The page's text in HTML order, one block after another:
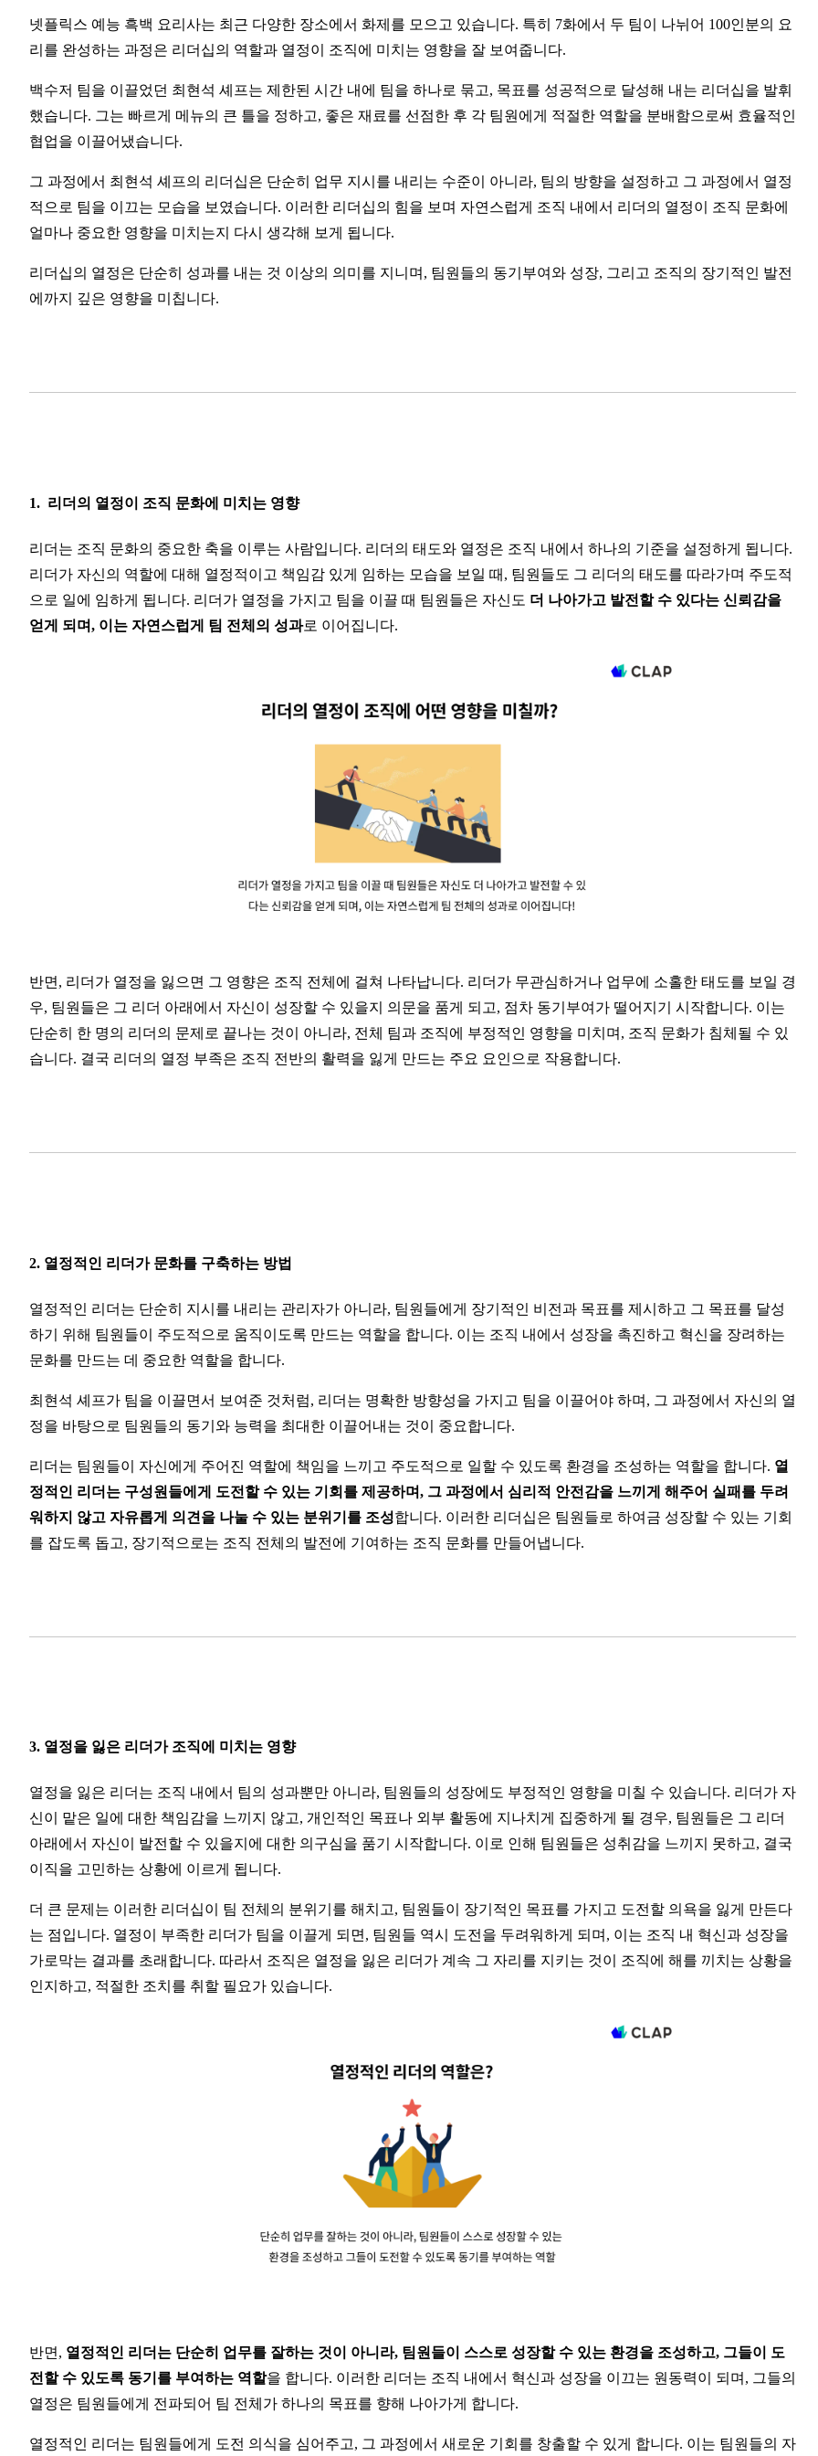
넷플릭스 예능 흑백 요리사는 최근 다양한 장소에서 화제를 모으고 있습니다. 특히 7화에서 두 팀이 나뉘어 100인분의 요
리를 완성하는 과정은 리더십의 역할과 열정이 조직에 미치는 영향을 잘 보여줍니다.
백수저 팀을 이끌었던 최현석 셰프는 제한된 시간 내에 팀을 하나로 묶고, 목표를 성공적으로 달성해 내는 리더십을 발휘
했습니다. 그는 빠르게 메뉴의 큰 틀을 정하고, 좋은 재료를 선점한 후 각 팀원에게 적절한 역할을 분배함으로써 효율적인
협업을 이끌어냈습니다.
그 과정에서 최현석 셰프의 리더십은 단순히 업무 지시를 내리는 수준이 아니라, 팀의 방향을 설정하고 그 과정에서 열정
적으로 팀을 이끄는 모습을 보였습니다. 이러한 리더십의 힘을 보며 자연스럽게 조직 내에서 리더의 열정이 조직 문화에
얼마나 중요한 영향을 미치는지 다시 생각해 보게 됩니다.
리더십의 열정은 단순히 성과를 내는 것 이상의 의미를 지니며, 팀원들의 동기부여와 성장, 그리고 조직의 장기적인 발전
에까지 깊은 영향을 미칩니다.
1.  리더의 열정이 조직 문화에 미치는 영향
리더는 조직 문화의 중요한 축을 이루는 사람입니다. 리더의 태도와 열정은 조직 내에서 하나의 기준을 설정하게 됩니다.
리더가 자신의 역할에 대해 열정적이고 책임감 있게 임하는 모습을 보일 때, 팀원들도 그 리더의 태도를 따라가며 주도적
으로 일에 임하게 됩니다. 리더가 열정을 가지고 팀을 이끌 때 팀원들은 자신도 더 나아가고 발전할 수 있다는 신뢰감을
얻게 되며, 이는 자연스럽게 팀 전체의 성과로 이어집니다.
반면, 리더가 열정을 잃으면 그 영향은 조직 전체에 걸쳐 나타납니다. 리더가 무관심하거나 업무에 소홀한 태도를 보일 경
우, 팀원들은 그 리더 아래에서 자신이 성장할 수 있을지 의문을 품게 되고, 점차 동기부여가 떨어지기 시작합니다. 이는
단순히 한 명의 리더의 문제로 끝나는 것이 아니라, 전체 팀과 조직에 부정적인 영향을 미치며, 조직 문화가 침체될 수 있
습니다. 결국 리더의 열정 부족은 조직 전반의 활력을 잃게 만드는 주요 요인으로 작용합니다.
2. 열정적인 리더가 문화를 구축하는 방법
열정적인 리더는 단순히 지시를 내리는 관리자가 아니라, 팀원들에게 장기적인 비전과 목표를 제시하고 그 목표를 달성
하기 위해 팀원들이 주도적으로 움직이도록 만드는 역할을 합니다. 이는 조직 내에서 성장을 촉진하고 혁신을 장려하는
문화를 만드는 데 중요한 역할을 합니다.
최현석 셰프가 팀을 이끌면서 보여준 것처럼, 리더는 명확한 방향성을 가지고 팀을 이끌어야 하며, 그 과정에서 자신의 열
정을 바탕으로 팀원들의 동기와 능력을 최대한 이끌어내는 것이 중요합니다.
리더는 팀원들이 자신에게 주어진 역할에 책임을 느끼고 주도적으로 일할 수 있도록 환경을 조성하는 역할을 합니다. 열
정적인 리더는 구성원들에게 도전할 수 있는 기회를 제공하며, 그 과정에서 심리적 안전감을 느끼게 해주어 실패를 두려
워하지 않고 자유롭게 의견을 나눌 수 있는 분위기를 조성합니다. 이러한 리더십은 팀원들로 하여금 성장할 수 있는 기회
를 잡도록 돕고, 장기적으로는 조직 전체의 발전에 기여하는 조직 문화를 만들어냅니다.
3. 열정을 잃은 리더가 조직에 미치는 영향
열정을 잃은 리더는 조직 내에서 팀의 성과뿐만 아니라, 팀원들의 성장에도 부정적인 영향을 미칠 수 있습니다. 리더가 자
신이 맡은 일에 대한 책임감을 느끼지 않고, 개인적인 목표나 외부 활동에 지나치게 집중하게 될 경우, 팀원들은 그 리더
아래에서 자신이 발전할 수 있을지에 대한 의구심을 품기 시작합니다. 이로 인해 팀원들은 성취감을 느끼지 못하고, 결국
이직을 고민하는 상황에 이르게 됩니다.
더 큰 문제는 이러한 리더십이 팀 전체의 분위기를 해치고, 팀원들이 장기적인 목표를 가지고 도전할 의욕을 잃게 만든다
는 점입니다. 열정이 부족한 리더가 팀을 이끌게 되면, 팀원들 역시 도전을 두려워하게 되며, 이는 조직 내 혁신과 성장을
가로막는 결과를 초래합니다. 따라서 조직은 열정을 잃은 리더가 계속 그 자리를 지키는 것이 조직에 해를 끼치는 상황을
인지하고, 적절한 조치를 취할 필요가 있습니다.
반면, 열정적인 리더는 단순히 업무를 잘하는 것이 아니라, 팀원들이 스스로 성장할 수 있는 환경을 조성하고, 그들이 도
전할 수 있도록 동기를 부여하는 역할을 합니다. 이러한 리더는 조직 내에서 혁신과 성장을 이끄는 원동력이 되며, 그들의
열정은 팀원들에게 전파되어 팀 전체가 하나의 목표를 향해 나아가게 합니다.
열정적인 리더는 팀원들에게 도전 의식을 심어주고, 그 과정에서 새로운 기회를 창출할 수 있게 합니다. 이는 팀원들의 자